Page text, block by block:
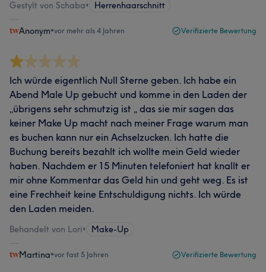
Gestylt von Schaba• Herrenhaarschnitt
Anonym•vor mehr als 4 Jahren Verifizierte Bewertung
Ich würde eigentlich Null Sterne geben. Ich habe ein
Abend Male Up gebucht und komme in den Laden der
„übrigens sehr schmutzig ist „ das sie mir sagen das
keiner Make Up macht nach meiner Frage warum man
es buchen kann nur ein Achselzucken. Ich hatte die
Buchung bereits bezahlt ich wollte mein Geld wieder
haben. Nachdem er 15 Minuten telefoniert hat knallt er
mir ohne Kommentar das Geld hin und geht weg. Es ist
eine Frechheit keine Entschuldigung nichts. Ich würde
den Laden meiden.
Behandelt von Lori• Make-Up
Martina•vor fast 5 Jahren Verifizierte Bewertung